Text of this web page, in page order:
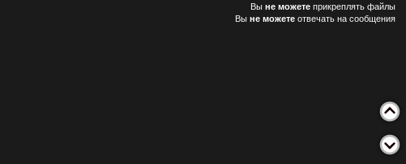
Вы не можетеприкреплять файлы
Вы не можетеотвечать на сообщения